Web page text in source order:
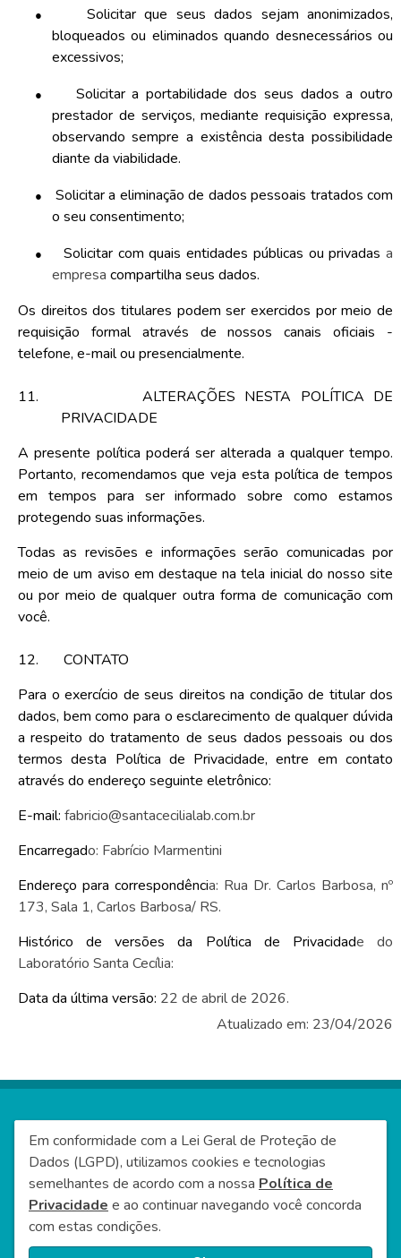
●
Solicitar que seus dados sejam anonimizados,
bloqueados ou eliminados quando desnecessários ou
excessivos;
●
Solicitar a portabilidade dos seus dados a outro
prestador de serviços, mediante requisição expressa,
observando sempre a existência desta possibilidade
diante da viabilidade.
●
Solicitar a eliminação de dados pessoais tratados com
o seu consentimento;
● Solicitar com quais entidades públicas ou privadas a
empresa compartilha seus dados.
Os direitos dos titulares podem ser exercidos por meio de
requisição formal através de nossos canais oficiais -
telefone, e-mail ou presencialmente.
11.
ALTERAÇÕES NESTA POLÍTICA DE
PRIVACIDADE
A presente política poderá ser alterada a qualquer tempo.
Portanto, recomendamos que veja esta política de tempos
em tempos para ser informado sobre como estamos
protegendo suas informações.
Todas as revisões e informações serão comunicadas por
meio de um aviso em destaque na tela inicial do nosso site
ou por meio de qualquer outra forma de comunicação com
você.
12.
CONTATO
Para o exercício de seus direitos na condição de titular dos
dados, bem como para o esclarecimento de qualquer dúvida
a respeito do tratamento de seus dados pessoais ou dos
termos desta Política de Privacidade, entre em contato
através do endereço seguinte eletrônico:
E-mail: fabricio@santacecilialab.com.br
Encarregado: Fabrício Marmentini
Endereço para correspondência: Rua Dr. Carlos Barbosa, nº
173, Sala 1, Carlos Barbosa/ RS.
Histórico de versões da Política de Privacidade do
Laboratório Santa Cecília:
Data da última versão: 22 de abril de 2026.
Atualizado em: 23/04/2026
2026 © LABORATORIO SANTA CECILIA - v5.1.0
7ab2563
Em conformidade com a Lei Geral de Proteção de
Dados (LGPD), utilizamos cookies e tecnologias
semelhantes de acordo com a nossa Política de
Privacidade e ao continuar navegando você concorda
com estas condições.